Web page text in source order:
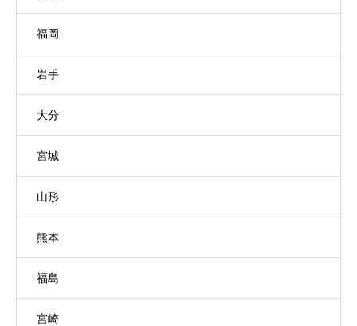
福岡
岩手
大分
宮城
山形
熊本
福島
宮崎